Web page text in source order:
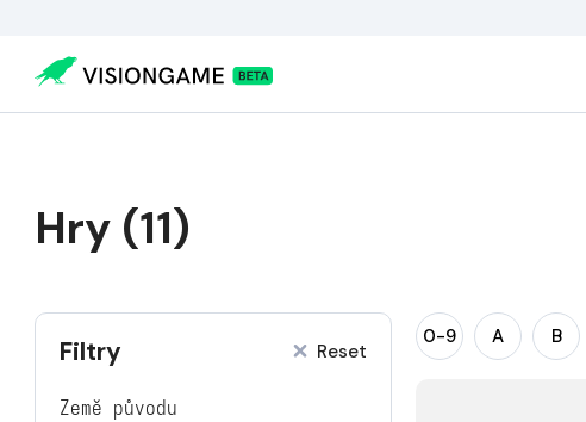
Hry (11)
Filtry Reset
Země původu
0-9 A B